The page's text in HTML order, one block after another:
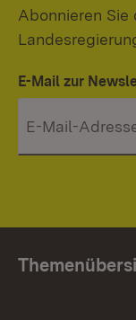
Abonnieren
E-Mail zur